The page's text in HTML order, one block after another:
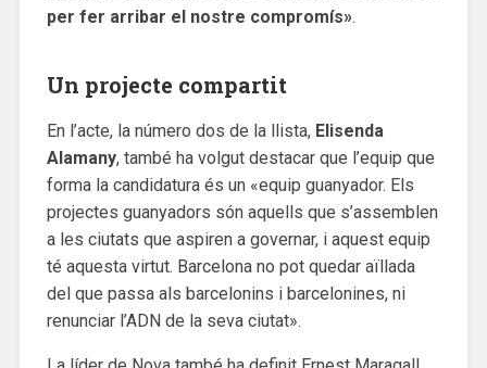
per fer arribar el nostre compromís».
Un projecte compartit
En l’acte, la número dos de la llista, Elisenda
Alamany, també ha volgut destacar que l’equip que
forma la candidatura és un «equip guanyador. Els
projectes guanyadors són aquells que s’assemblen
a les ciutats que aspiren a governar, i aquest equip
té aquesta virtut. Barcelona no pot quedar aïllada
del que passa als barcelonins i barcelonines, ni
renunciar l’ADN de la seva ciutat».